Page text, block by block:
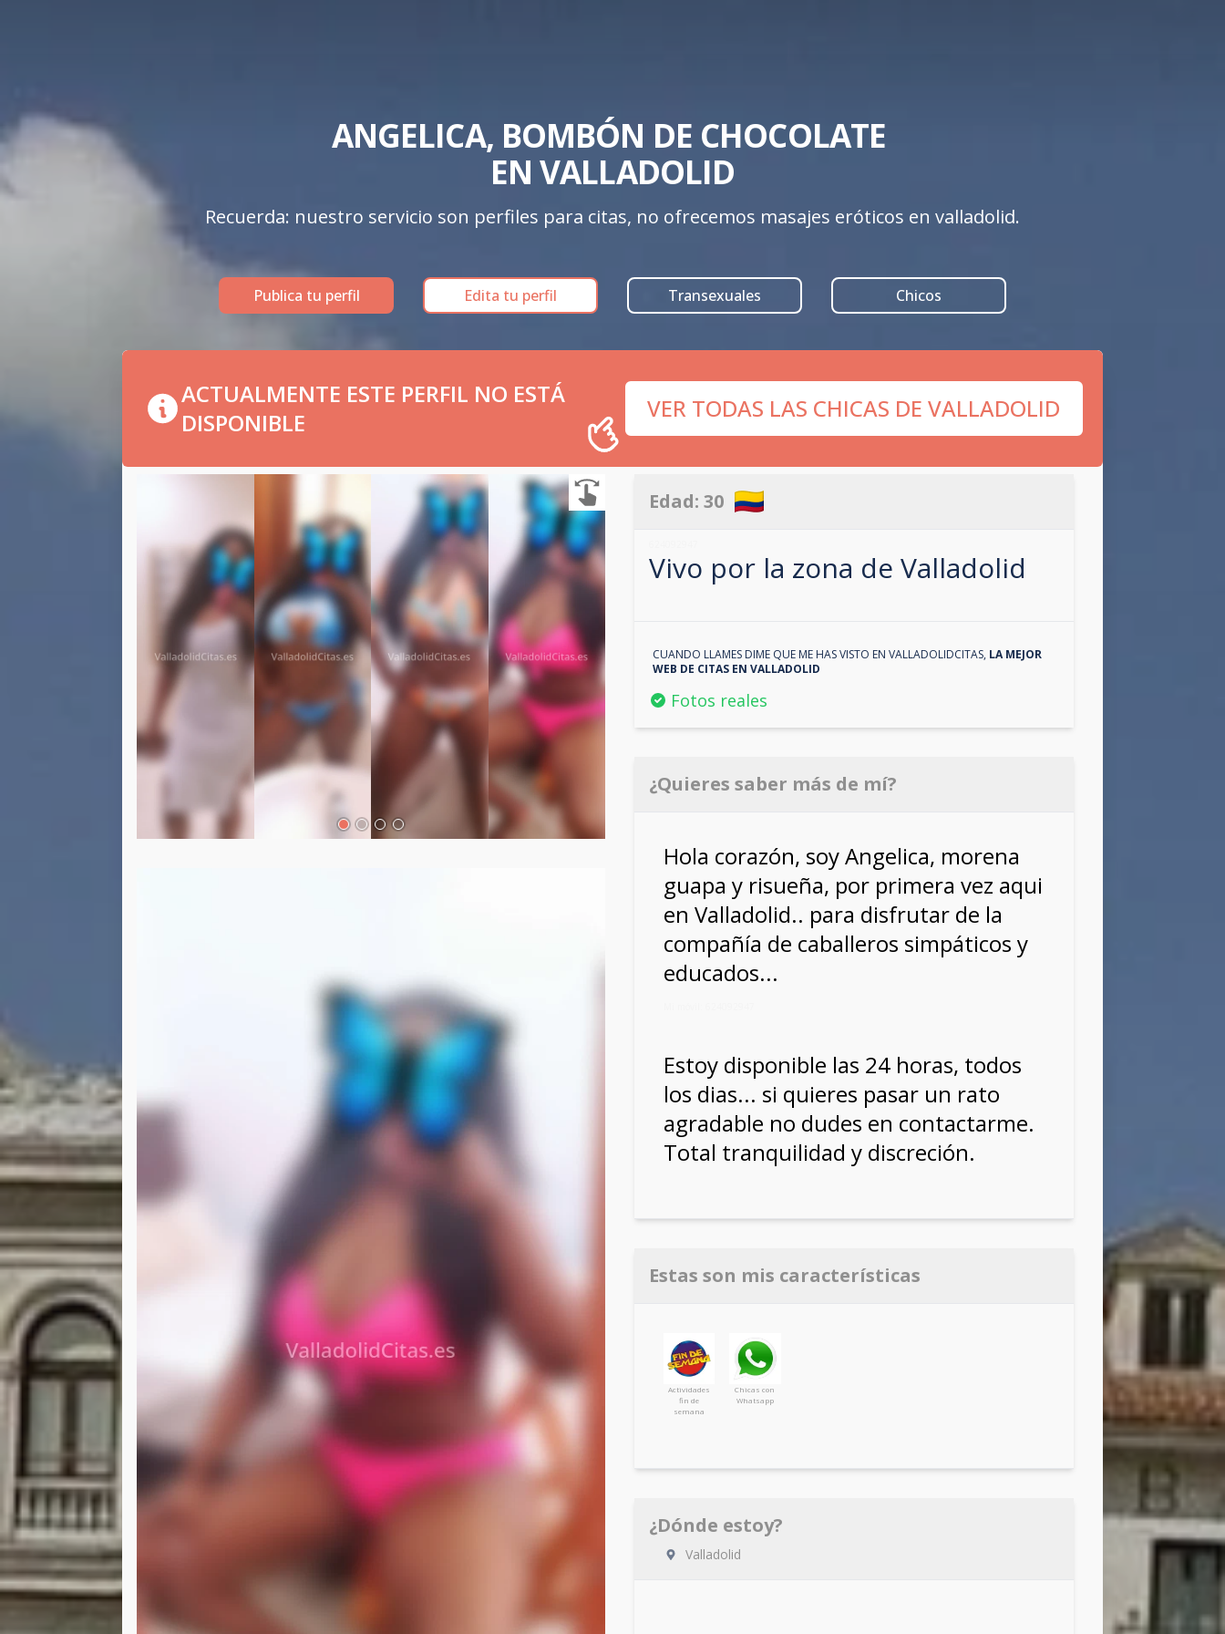
ANGELICA, BOMBÓN DE CHOCOLATE
EN VALLADOLID
Recuerda: nuestro servicio son perfiles para citas, no ofrecemos masajes eróticos en valladolid.
Publica tu perfil Edita tu perfil Transexuales Chicos
ACTUALMENTE ESTE PERFIL NO ESTÁ
DISPONIBLE
VER TODAS LAS CHICAS DE VALLADOLID
Edad: 30
Vivo por la zona de Valladolid
CUANDO LLAMES DIME QUE ME HAS VISTO EN VALLADOLIDCITAS, LA MEJOR
WEB DE CITAS EN VALLADOLID
Fotos reales
¿Quieres saber más de mí?
Hola corazón, soy Angelica, morena
guapa y risueña, por primera vez aqui
en Valladolid.. para disfrutar de la
compañía de caballeros simpáticos y
educados...
Estoy disponible las 24 horas, todos
los dias... si quieres pasar un rato
agradable no dudes en contactarme.
Total tranquilidad y discreción.
Estas son mis características
Actividades
fin de
semana
Chicas con
Whatsapp
¿Dónde estoy?
Valladolid